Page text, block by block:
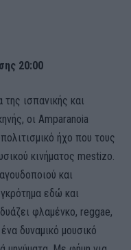
20:00
ισπανικής και
οι Amparanoia
ήχο που τους
κινήματος mestizo.
και
εδώ και
φλαμένκο, reggae,
δυναμικό μουσικό